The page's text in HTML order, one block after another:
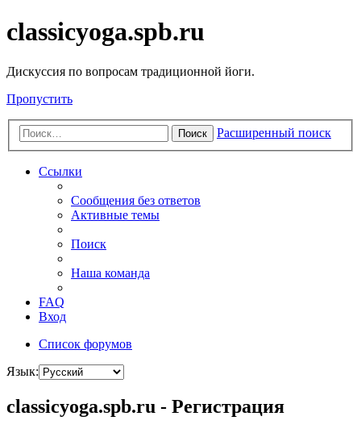
classicyoga.spb.ru
Дискуссия по вопросам традиционной йоги.
Пропустить
Поиск Расширенный поиск
Ссылки
Сообщения без ответов
Активные темы
Поиск
Наша команда
FAQ
Вход
Список форумов
Язык:
classicyoga.spb.ru - Регистрация